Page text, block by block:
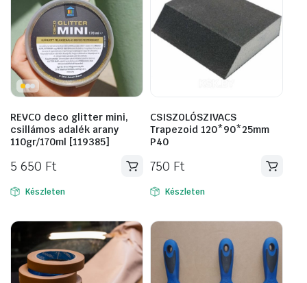
REVCO deco glitter mini,
csillámos adalék arany
110gr/170ml [119385]
5 650 Ft
Készleten
CSISZOLÓSZIVACS
Trapezoid 120*90*25mm
P40
750 Ft
Készleten